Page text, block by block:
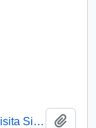
Presidente Aylwin en gira VIII Región, visita Sindicato de Trabajadores Loza Penco: video